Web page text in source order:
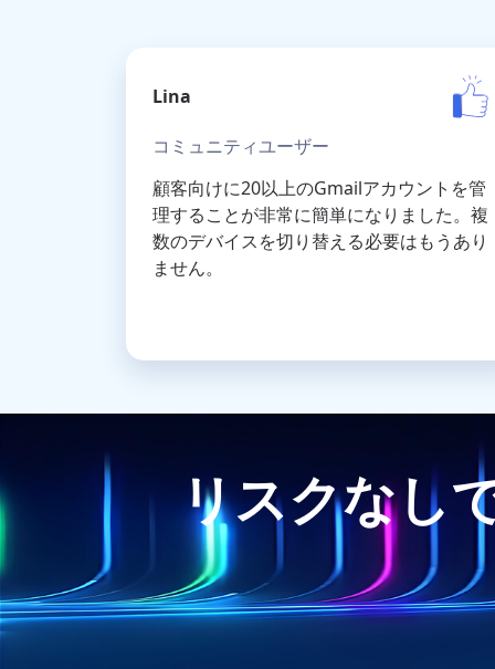
Lina
コミュニティユーザー
顧客向けに20以上のGmailアカウントを管
理することが非常に簡単になりました。複
数のデバイスを切り替える必要はもうあり
ません。
リスクなし